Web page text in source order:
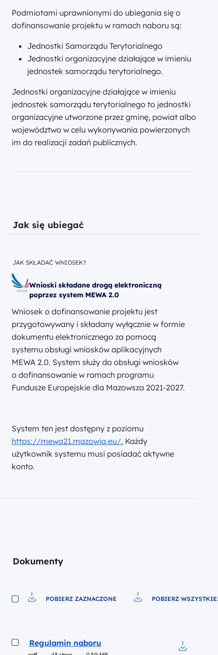
Podmiotami uprawnionymi do ubiegania się o
dofinansowanie projektu w ramach naboru są:
Jednostki Samorządu Terytorialnego
Jednostki organizacyjne działające w imieniu
jednostek samorządu terytorialnego.
Jednostki organizacyjne działające w imieniu
jednostek samorządu terytorialnego to jednostki
organizacyjne utworzone przez gminę, powiat albo
województwo w celu wykonywania powierzonych
im do realizacji zadań publicznych.
Jak się ubiegać
JAK SKŁADAĆ WNIOSEK?
Wnioski składane drogą elektroniczną
poprzez system MEWA 2.0
Wniosek o dofinansowanie projektu jest
przygotowywany i składany wyłącznie w formie
dokumentu elektronicznego za pomocą
systemu obsługi wniosków aplikacyjnych
MEWA 2.0. System służy do obsługi wniosków
o dofinansowanie w ramach programu
Fundusze Europejskie dla Mazowsza 2021-2027.
System ten jest dostępny z poziomu
https://mewa21.mazowia.eu/. Każdy
użytkownik systemu musi posiadać aktywne
konto.
Dokumenty
POBIERZ ZAZNACZONE POBIERZ
Podgląd
Regulamin naboru